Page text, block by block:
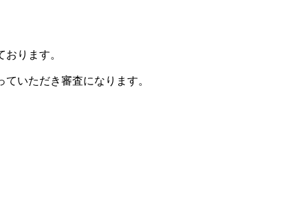
ります。
いただき審査になります。